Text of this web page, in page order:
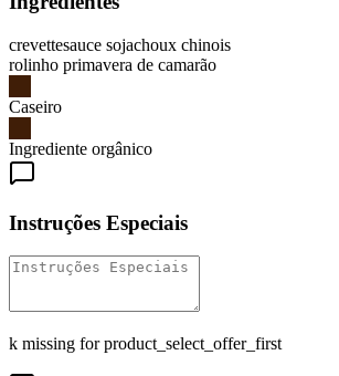
crevettesauce sojachoux chinois
rolinho primavera de camarão
Caseiro
Ingrediente orgânico
Instruções Especiais
k missing for product_select_offer_first